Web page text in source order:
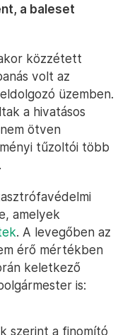
a baleset
közzétett
volt az
üzemben.
a hivatásos
ötven
tűzoltói több
amelyek
. A levegőben az
érő mértékben
keletkező
is:
szerint a finomító